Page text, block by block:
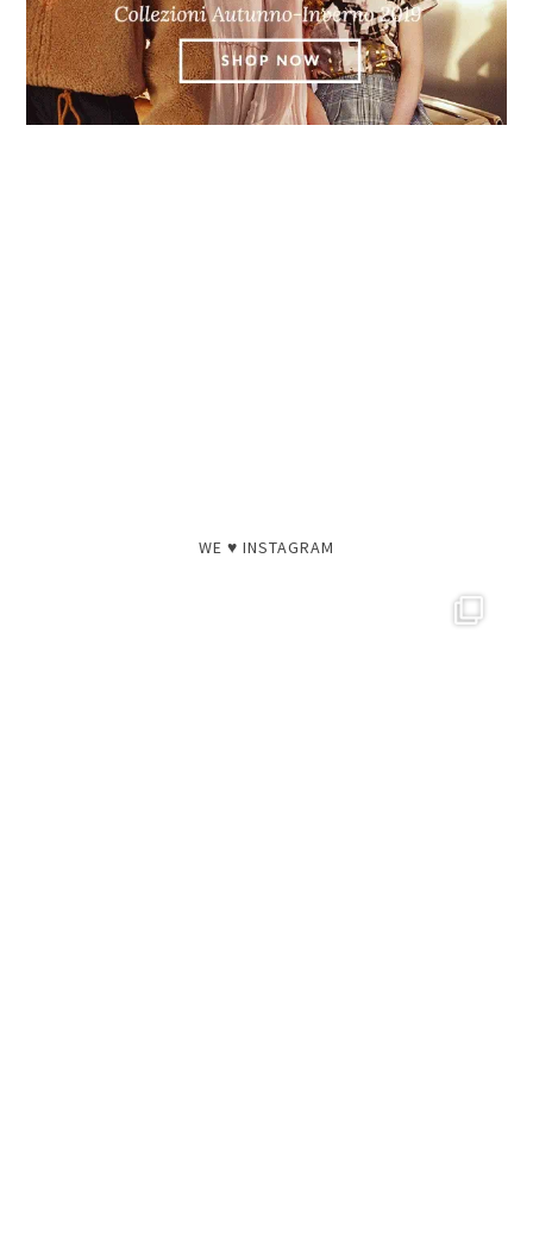
WE ♥ INSTAGRAM